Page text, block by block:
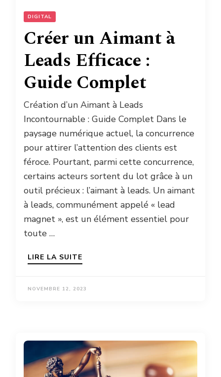
DIGITAL
Créer un Aimant à
Leads Efficace :
Guide Complet
Création d’un Aimant à Leads
Incontournable : Guide Complet Dans le
paysage numérique actuel, la concurrence
pour attirer l’attention des clients est
féroce. Pourtant, parmi cette concurrence,
certains acteurs sortent du lot grâce à un
outil précieux : l’aimant à leads. Un aimant
à leads, communément appelé « lead
magnet », est un élément essentiel pour
toute …
LIRE LA SUITE
NOVEMBRE 12, 2023